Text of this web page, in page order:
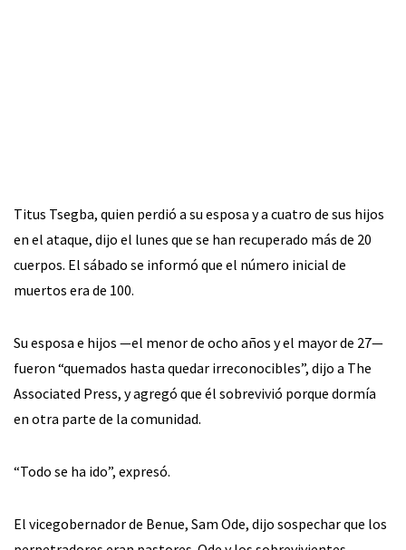
Titus Tsegba, quien perdió a su esposa y a cuatro de sus hijos
en el ataque, dijo el lunes que se han recuperado más de 20
cuerpos. El sábado se informó que el número inicial de
muertos era de 100.
Su esposa e hijos —el menor de ocho años y el mayor de 27—
fueron “quemados hasta quedar irreconocibles”, dijo a The
Associated Press, y agregó que él sobrevivió porque dormía
en otra parte de la comunidad.
“Todo se ha ido”, expresó.
El vicegobernador de Benue, Sam Ode, dijo sospechar que los